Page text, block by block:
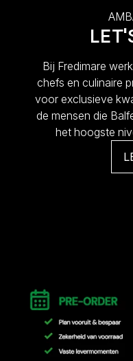
Bij Fredimare
chefs en culinaire
voor exclusieve
de mensen die
het hoogste